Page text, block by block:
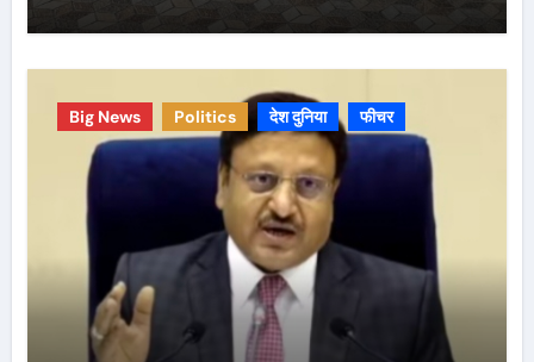
Big News Politics देश दुनिया फीचर